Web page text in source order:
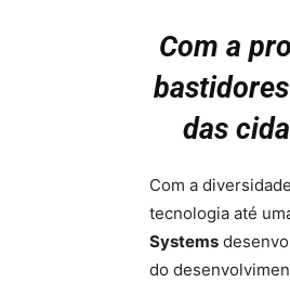
Com a
das
Com a
tecnologia até
Systems
do